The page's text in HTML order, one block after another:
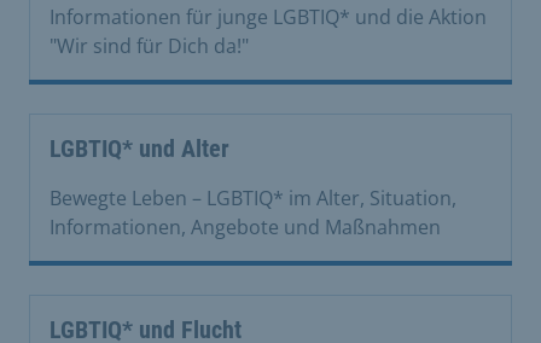
Informationen für junge LGBTIQ* und die Aktion
"Wir sind für Dich da!"
LGBTIQ* und Alter
Bewegte Leben – LGBTIQ* im Alter, Situation,
Informationen, Angebote und Maßnahmen
LGBTIQ* und Flucht